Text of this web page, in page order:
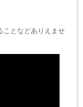
となどありえませ